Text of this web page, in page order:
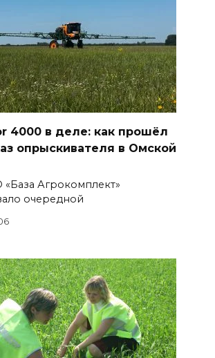
4000 в деле: как прошёл
опрыскивателя в Омской
Агрокомплект»
очередной